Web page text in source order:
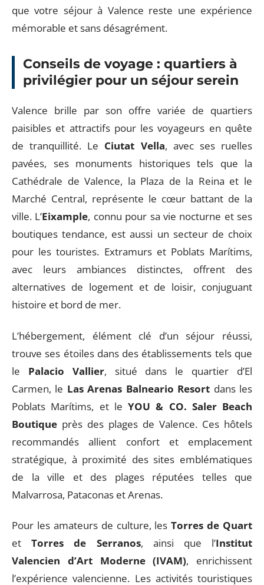
que votre séjour à Valence reste une expérience
mémorable et sans désagrément.
Conseils de voyage : quartiers à
privilégier pour un séjour serein
Valence brille par son offre variée de quartiers
paisibles et attractifs pour les voyageurs en quête
de tranquillité. Le Ciutat Vella, avec ses ruelles
pavées, ses monuments historiques tels que la
Cathédrale de Valence, la Plaza de la Reina et le
Marché Central, représente le cœur battant de la
ville. L’Eixample, connu pour sa vie nocturne et ses
boutiques tendance, est aussi un secteur de choix
pour les touristes. Extramurs et Poblats Marítims,
avec leurs ambiances distinctes, offrent des
alternatives de logement et de loisir, conjuguant
histoire et bord de mer.
L’hébergement, élément clé d’un séjour réussi,
trouve ses étoiles dans des établissements tels que
le Palacio Vallier, situé dans le quartier d’El
Carmen, le Las Arenas Balneario Resort dans les
Poblats Marítims, et le YOU & CO. Saler Beach
Boutique près des plages de Valence. Ces hôtels
recommandés allient confort et emplacement
stratégique, à proximité des sites emblématiques
de la ville et des plages réputées telles que
Malvarrosa, Pataconas et Arenas.
Pour les amateurs de culture, lesTorres de Quart
etTorres de Serranos, ainsi que l’Institut
Valencien d’Art Moderne (IVAM), enrichissent
l’expérience valencienne. Les activités touristiques